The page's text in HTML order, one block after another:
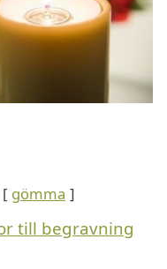
gömma
till begravning